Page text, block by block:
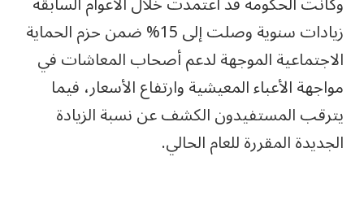
زيادات سنوية وصلت إلى 15% ضمن حزم الحماية
الاجتماعية الموجهة لدعم أصحاب المعاشات في
مواجهة الأعباء المعيشية وارتفاع الأسعار، فيما
يترقب المستفيدون الكشف عن نسبة الزيادة
الجديدة المقررة للعام الحالي.